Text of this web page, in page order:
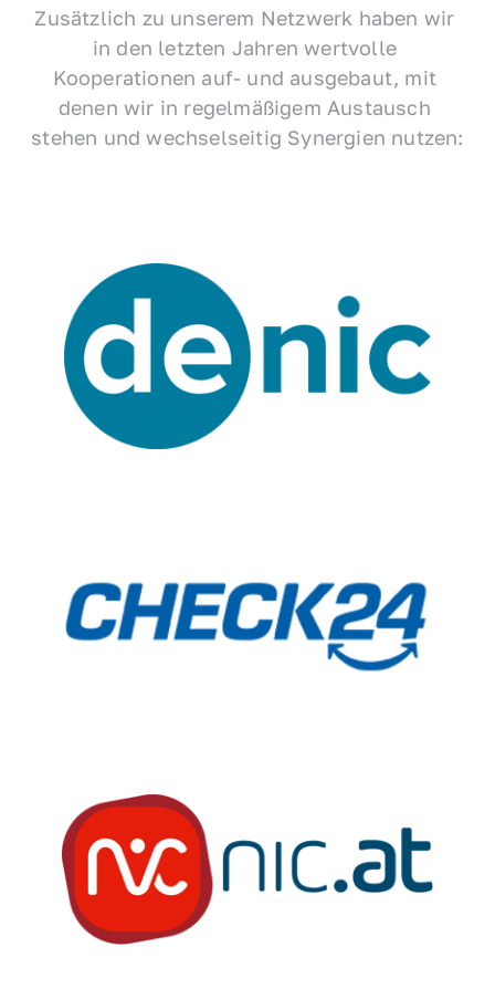
Zusätzlich zu unserem Netzwerk haben wir
in den letzten Jahren wertvolle
Kooperationen auf- und ausgebaut, mit
denen wir in regelmäßigem Austausch
stehen und wechselseitig Synergien nutzen: